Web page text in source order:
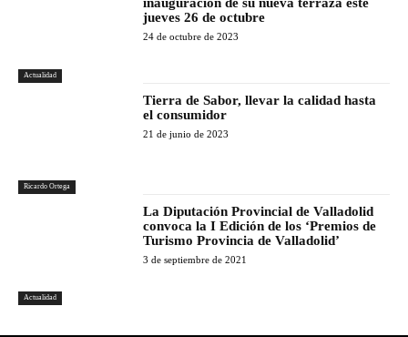
Actualidad
jueves 26 de octubre
24 de octubre de 2023
Ricardo Ortega
Tierra de Sabor, llevar la calidad hasta
el consumidor
21 de junio de 2023
Actualidad
La Diputación Provincial de Valladolid
convoca la I Edición de los ‘Premios de
Turismo Provincia de Valladolid’
3 de septiembre de 2021